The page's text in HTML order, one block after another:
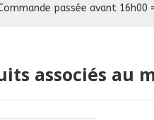
passée avant 16h00
associés au